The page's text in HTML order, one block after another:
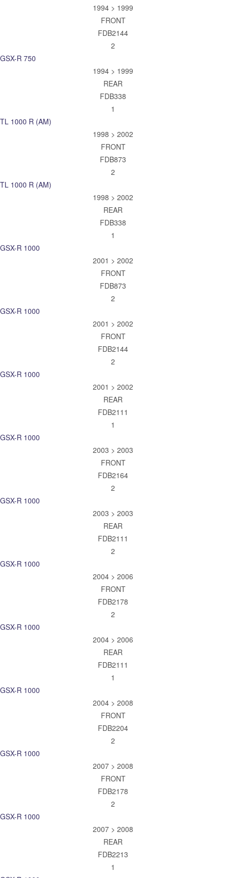
1994 > 1999
FRONT
FDB2144
2
GSX-R 750
1994 > 1999
REAR
FDB338
1
TL 1000 R (AM)
1998 > 2002
FRONT
FDB873
2
TL 1000 R (AM)
1998 > 2002
REAR
FDB338
1
GSX-R 1000
2001 > 2002
FRONT
FDB873
2
GSX-R 1000
2001 > 2002
FRONT
FDB2144
2
GSX-R 1000
2001 > 2002
REAR
FDB2111
1
GSX-R 1000
2003 > 2003
FRONT
FDB2164
2
GSX-R 1000
2003 > 2003
REAR
FDB2111
2
GSX-R 1000
2004 > 2006
FRONT
FDB2178
2
GSX-R 1000
2004 > 2006
REAR
FDB2111
1
GSX-R 1000
2004 > 2008
FRONT
FDB2204
2
GSX-R 1000
2007 > 2008
FRONT
FDB2178
2
GSX-R 1000
2007 > 2008
REAR
FDB2213
1